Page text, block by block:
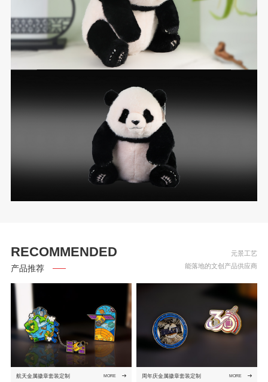
RECOMMENDED
产品推荐
元景工艺
能落地的文创产品供应商
航天金属徽章套装定制 MORE 周年庆金属徽章套装定制 MORE